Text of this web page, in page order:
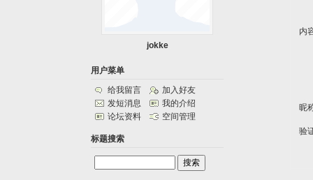
内
昵
验
jokke
用户菜单
给我留言
加入好友
发短消息
我的介绍
论坛资料
空间管理
标题搜索